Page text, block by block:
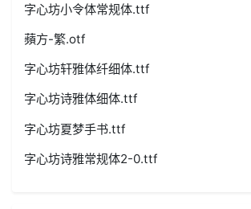
字心坊小令体常规体.ttf
蘋方-繁.otf
字心坊轩雅体纤细体.ttf
字心坊诗雅体细体.ttf
字心坊夏梦手书.ttf
字心坊诗雅常规体2-0.ttf